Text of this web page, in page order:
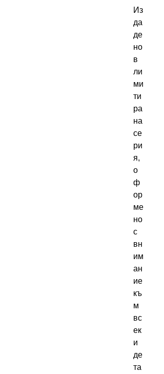
Из
да
де
но
в
ли
ми
ти
ра
на
се
ри
я,
о
ф
ор
ме
но
с
вн
им
ан
ие
къ
м
вс
ек
и
де
та